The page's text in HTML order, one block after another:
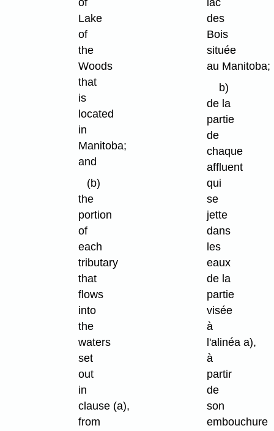
of
Lake
of
the
Woods
that
is
located
in
Manitoba;
and
(b)
the
portion
of
each
tributary
that
flows
into
the
waters
set
out
in
clause (a),
from
lac
des
Bois
située
au Manitoba;
b)
de la
partie
de
chaque
affluent
qui
se
jette
dans
les
eaux
de la
partie
visée
à
l'alinéa a),
à
partir
de
son
embouchure